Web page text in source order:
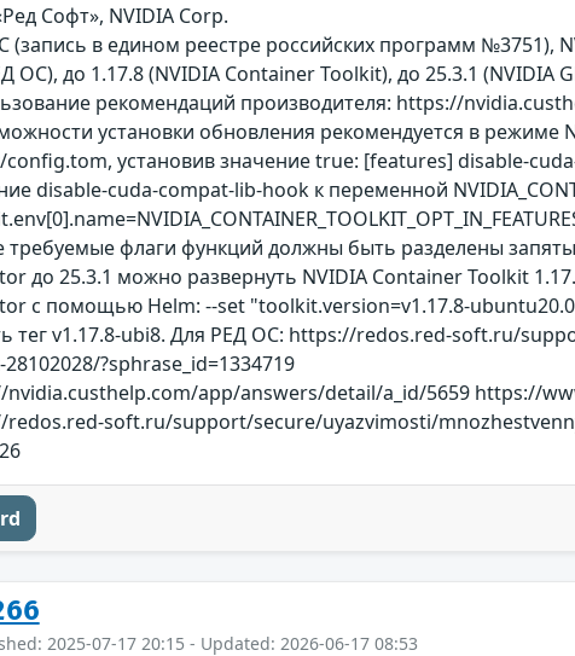
Софт», NVIDIA Corp.
(запись в едином реестре российских программ №3751),
ОС), до 1.17.8 (NVIDIA Container Toolkit), до 25.3.1 (NVIDIA
рекомендаций производителя: https://
установки обновления рекомендуется в
установив значение true: [features] disable-
disable-cuda-compat-lib-hook к переменной
требуемые флаги функций должны быть разделены
до 25.3.1 можно развернуть NVIDIA Container Toolkit
с помощью Helm: --set "toolkit.version=v1.17.8-
тег v1.17.8-ubi8. Для РЕД ОС: https://redos.red-soft.ru/
?sphrase_id=1334719
app/answers/detail/a_id/5659 https://
soft.ru/support/secure/uyazvimosti/
2025-07-17 20:15 - Updated: 2026-06-17 08:53